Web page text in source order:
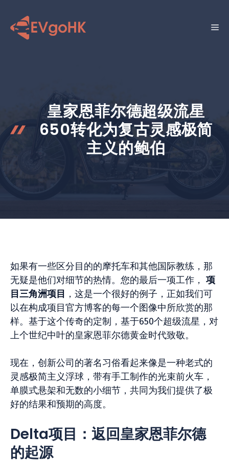
菜
皇家恩菲尔德超级流星
650转化为复古灵感极简
主义的鲍伯
如果有一些区分目的的摩托车和其他国际教练，那
无疑是他们对细节的热情。您的最后一项工作， 项
目三角洲项目 ，这是一个很好的例子，正如我们可
以在构成项目官方博客的每一个图像中所欣赏的那
样。基于这个传奇的定制，基于650个超级流星，对
上个世纪中叶的皇家恩菲尔德黄金时代致敬。
现在，创新公司的著名习俗看起来像是一种老式的
灵感极简主义浮球，带有手工制作的光束前火车，
单膜式悬架和无数的小细节，共同为我们提供了极
好的结果和预期的高度。
Delta项目：返回皇家恩菲尔德
的起源